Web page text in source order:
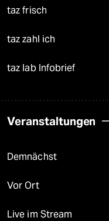
taz frisch
taz zahl ich
taz lab Infobrief
Veranstaltungen
Demnächst
Vor Ort
Live im Stream